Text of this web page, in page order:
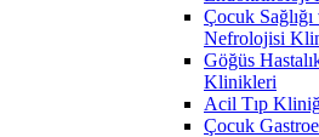
Çocuk
Nefrolojisi
Göğüs
Klinikleri
Acil Tıp
Çocuk